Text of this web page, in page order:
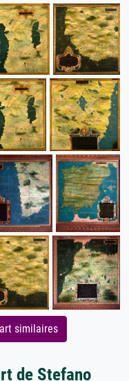
similaires
de Stefano